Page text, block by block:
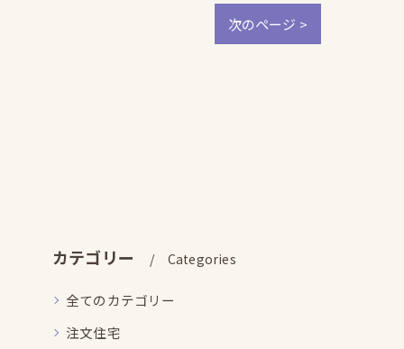
次のページ >
カテゴリー Categories
全てのカテゴリー
注文住宅